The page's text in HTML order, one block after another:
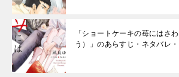
「ショートケーキの苺にはさ
う）」のあらすじ・ネタバレ